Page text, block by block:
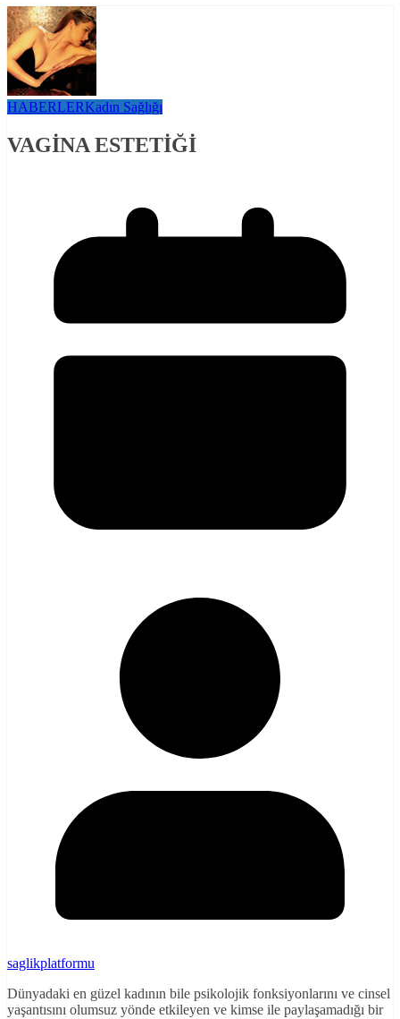
HABERLERKadın Sağlığı
VAGİNA ESTETİĞİ
saglikplatformu
Dünyadaki en güzel kadının bile psikolojik fonksiyonlarını ve cinsel
yaşantısını olumsuz yönde etkileyen ve kimse ile paylaşamadığı bir